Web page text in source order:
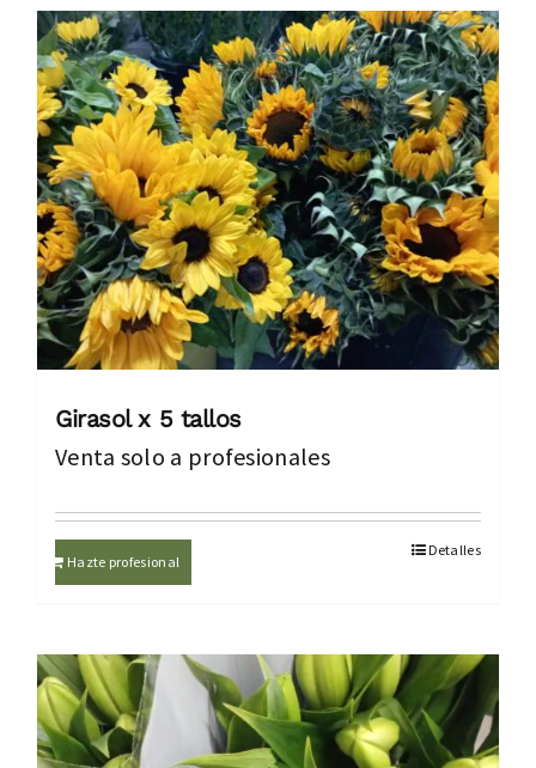
Girasol x 5 tallos
Venta solo a profesionales
Hazte profesional
Detalles